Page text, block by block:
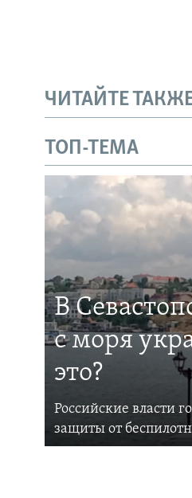
ЧИТАЙТЕ
ТОП-ТЕМА
В
с моря
это?
Российские власти
защиты от